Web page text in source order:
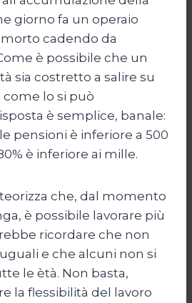
giorno fa un operaio
cadendo da
è possibile che un
sia costretto a salire su
come lo si può
è semplice, banale:
pensioni è inferiore a 500
è inferiore ai mille.
che, dal momento
è possibile lavorare più
ricordare che non
e che alcuni non si
le ètà. Non basta,
la flessibilità del lavoro